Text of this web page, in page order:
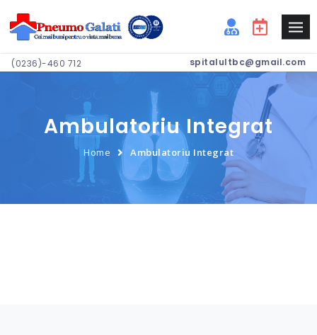
(0236)-460 712 spitalultbc@gmail.com
Ambulatoriu Integrat
Home Ambulatoriu Integrat